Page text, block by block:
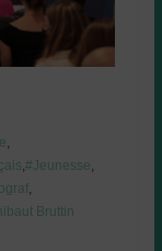
,
,#Jeunesse,
,
Bruttin